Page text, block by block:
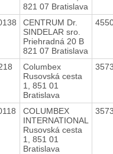
821 07 Bratislava
CENTRUM Dr.
SINDELAR sro.
Priehradná 20 B
821 07 Bratislava
Columbex
Rusovská cesta
1, 851 01
Bratislava
COLUMBEX
INTERNATIONAL
Rusovská cesta
1, 851 01
Bratislava